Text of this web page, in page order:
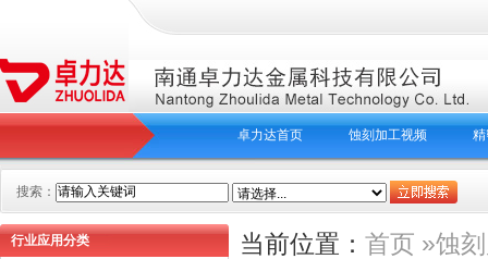
卓力达首页 蚀刻加工视频
搜索：
行业应用分类 当前位置： 首页 »蚀